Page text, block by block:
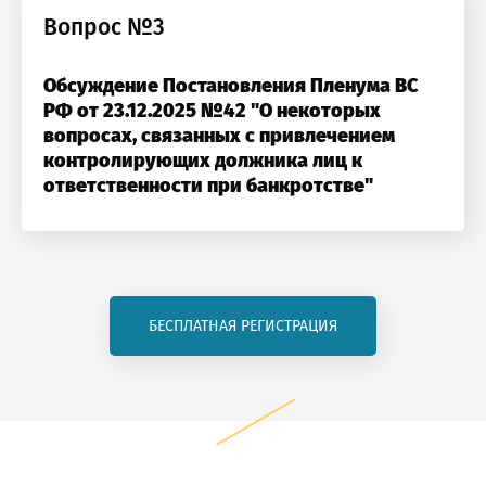
Вопрос №3
Обсуждение Постановления Пленума ВС
РФ от 23.12.2025 №42 "О некоторых
вопросах, связанных с привлечением
контролирующих должника лиц к
ответственности при банкротстве"
БЕСПЛАТНАЯ РЕГИСТРАЦИЯ
бесплатно